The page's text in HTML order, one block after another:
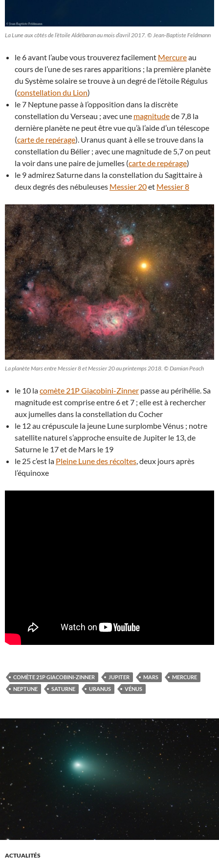
La Lune aux côtés de l’étoile Aldébaran au mois d’avril 2017. © Jean-Baptiste Feldmann
le 6 avant l’aube vous trouverez facilement Mercureau
cours de l’une de ses rares apparitions ; la première planète
du Système solaire se trouve à un degré de l’étoile Régulus
(constellation du Lion)
le 7 Neptune passe à l’opposition dans la discrète
constellation du Verseau ; avec une magnitudede 7,8 la
dernière planète ne peut être vue qu’à l’aide d’un télescope
(carte de repérage). Uranus quant à elle se trouve dans la
constellation du Bélier ; avec une magnitude de 5,7 on peut
la voir dans une paire de jumelles (carte de repérage)
le 9 admirez Saturne dans la constellation du Sagittaire à
deux degrés des nébuleuses Messier 20et Messier 8
La planète Mars entre Messier 8 et Messier 20 au printemps 2018. © Damian Peach
le 10 lacomète 21P Giacobini-Zinner passe au périhélie. Sa
magnitude est comprise entre 6 et 7 ; elle est à rechercher
aux jumelles dans la constellation du Cocher
le 12 au crépuscule la jeune Lune surplombe Vénus ; notre
satellite naturel s’approche ensuite de Jupiter le 13, de
Saturne le 17 et de Mars le 19
le 25 c’est la Pleine Lune des récoltes , deux jours après
l’équinoxe
COMÈTE 21P GIACOBINI-ZINNER JUPITER MARS
MERCURE
NEPTUNE
SATURNE URANUS VÉNUS
ACTUALITÉS